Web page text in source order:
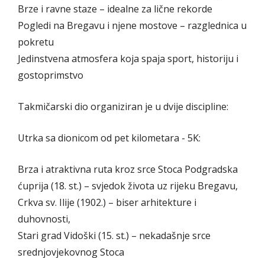
Brze i ravne staze – idealne za lične rekorde
Pogledi na Bregavu i njene mostove – razglednica u
pokretu
Jedinstvena atmosfera koja spaja sport, historiju i
gostoprimstvo
Takmičarski dio organiziran je u dvije discipline:
Utrka sa dionicom od pet kilometara - 5K:
Brza i atraktivna ruta kroz srce Stoca Podgradska
ćuprija (18. st.) – svjedok života uz rijeku Bregavu,
Crkva sv. Ilije (1902.) – biser arhitekture i
duhovnosti,
Stari grad Vidoški (15. st.) – nekadašnje srce
srednjovjekovnog Stoca